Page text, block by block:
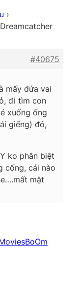
›
#40675
mấy đứa vai
đi tìm con
xuống ống
giếng) đó,
ko phân biệt
cống, cái nào
mặt